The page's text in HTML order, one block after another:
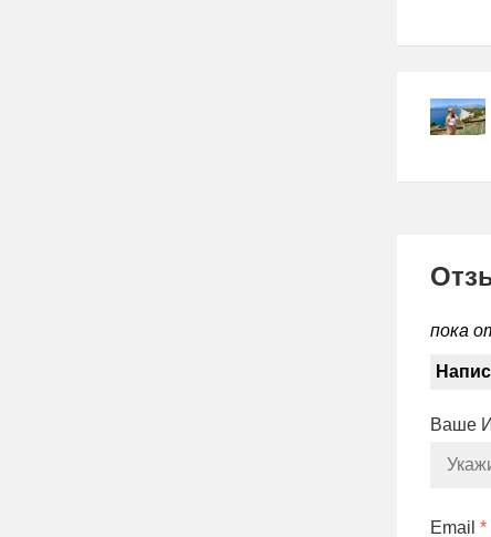
пока
Ваше
Email *